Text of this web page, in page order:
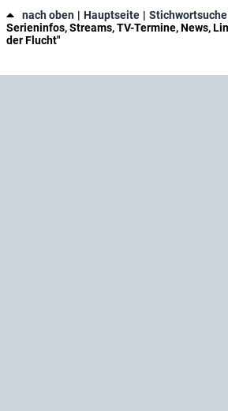
nach oben Hauptseite Stichwortsuche
Serieninfos, Streams, TV-Termine, News,
der Flucht"